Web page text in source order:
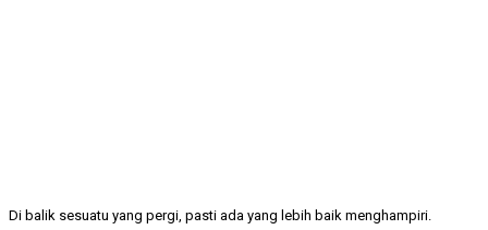
Di balik sesuatu yang pergi, pasti ada yang lebih baik menghampiri.